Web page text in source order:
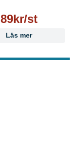
89kr/st
Läs mer